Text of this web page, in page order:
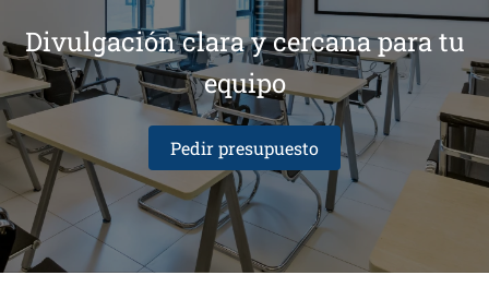
Divulgación clara y cercana para tu
equipo
Pedir presupuesto